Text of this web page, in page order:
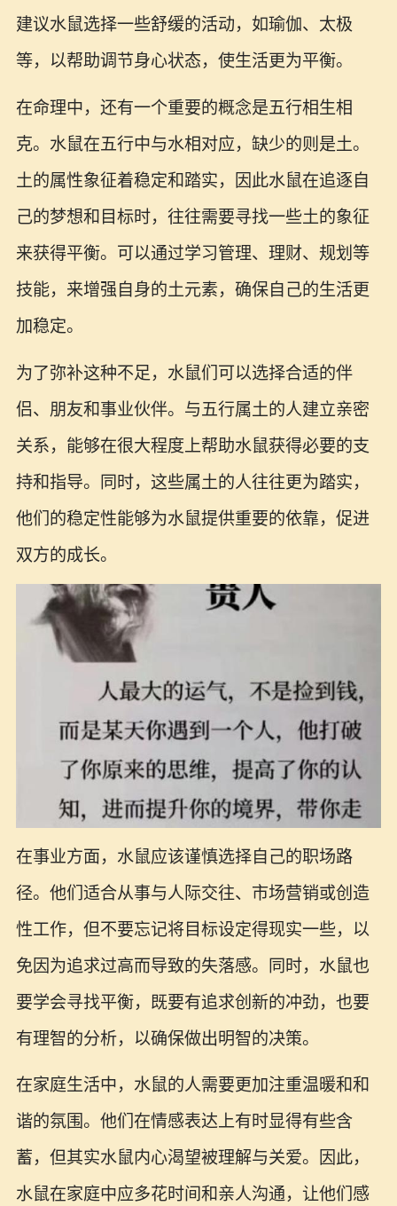
建议水鼠选择一些舒缓的活动，如瑜伽、太极
等，以帮助调节身心状态，使生活更为平衡。
在命理中，还有一个重要的概念是五行相生相
克。水鼠在五行中与水相对应，缺少的则是土。
土的属性象征着稳定和踏实，因此水鼠在追逐自
己的梦想和目标时，往往需要寻找一些土的象征
来获得平衡。可以通过学习管理、理财、规划等
技能，来增强自身的土元素，确保自己的生活更
加稳定。
为了弥补这种不足，水鼠们可以选择合适的伴
侣、朋友和事业伙伴。与五行属土的人建立亲密
关系，能够在很大程度上帮助水鼠获得必要的支
持和指导。同时，这些属土的人往往更为踏实，
他们的稳定性能够为水鼠提供重要的依靠，促进
双方的成长。
在事业方面，水鼠应该谨慎选择自己的职场路
径。他们适合从事与人际交往、市场营销或创造
性工作，但不要忘记将目标设定得现实一些，以
免因为追求过高而导致的失落感。同时，水鼠也
要学会寻找平衡，既要有追求创新的冲劲，也要
有理智的分析，以确保做出明智的决策。
在家庭生活中，水鼠的人需要更加注重温暖和和
谐的氛围。他们在情感表达上有时显得有些含
蓄，但其实水鼠内心渴望被理解与关爱。因此，
水鼠在家庭中应多花时间和亲人沟通，让他们感